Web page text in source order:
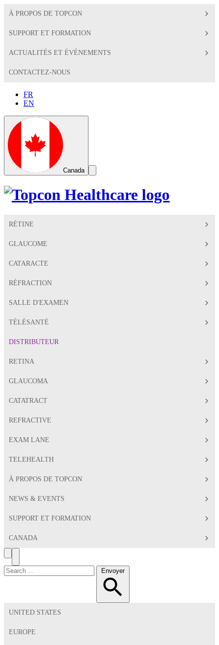
À PROPOS DE TOPCON
SUPPORT ET FORMATION
ACTUALITÉS ET ÉVÉNEMENTS
CONTACTEZ-NOUS
FR
EN
Canada
Search
RÉTINE
GLAUCOME
CATARACTE
RÉFRACTION
SALLE D'EXAMEN
TÉLÉSANTÉ
DISTRIBUTEUR
RETINA
GLAUCOMA
CATATRACT
REFRACTIVE
EXAM LANE
TELEHEALTH
À PROPOS DE TOPCON
NEWS & EVENTS
SUPPORT ET FORMATION
CANADA
Search
Toggle
Menu
Chercher: Envoyer
UNITED STATES
EUROPE